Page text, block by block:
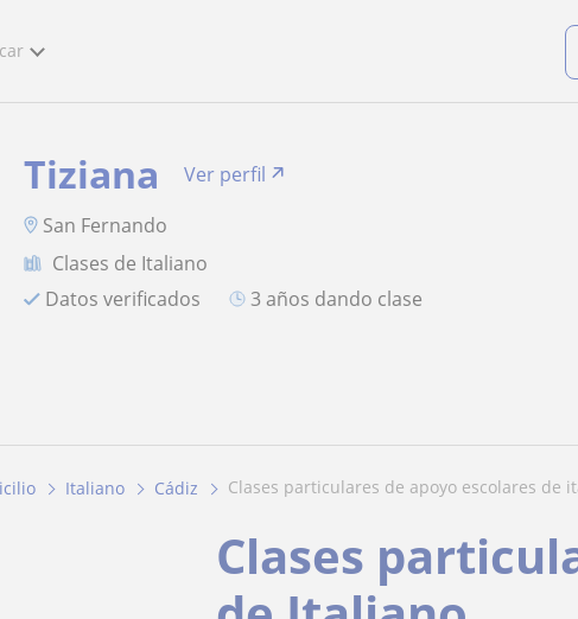
Tiziana
Ver perfil
San Fernando
Clases de Italiano
Datos verificados
3 años dando clase
Italiano Cádiz clases particulares de apoyo escolares de
Clases